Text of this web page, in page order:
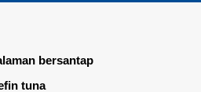
bersantap
tuna